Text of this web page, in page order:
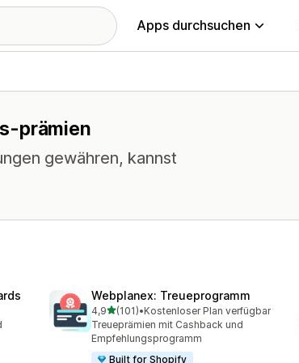
Apps durchsuchen
prämien
gewähren, kannst
Webplanex: Treueprogramm
4,9von 5 Sternen
(101)
101 Rezensionen insgesamt
•Kostenloser Plan verfügbar
Treueprämien mit Cashback und
Empfehlungsprogramm
Built for Shopify